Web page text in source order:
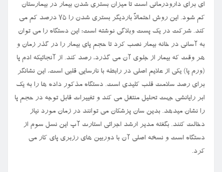
ای برای دارودرمانی است تا میزان بستری شدن بیمار در بیمارستان
کم شود. این روش احتمالاً باردیگر بستری شدن را ۷۵ درصد کم می
کند. شرکت در یک پست وبلاگی نوشته است: این دستگاه را می توان
به آسانی در خانه بیمار نصب کرد تا حجم پای بیمار را در گذر زمان و
هر وقت که بیمار از جلوی آن می گذرد، رصد کند. از آنجائیکه ادم پا
(ورم پا) یکی از علایم اصلی در رابطه با نارسایی قلبی است، این نشانگر
برای رصد سلامت قلب کلیدی است. دستگاه مذکور داده ها را به یک
ابر رایانشی جهت تحلیل منتقل می کند و تغییرات قابل توجه در حجم پا
را نشان میدهد. بدین سان پزشکان می توانند در زمان مورد نیاز
دخالت کنند. بگفته مدیر ارشد اجرائی استارت آپ این نسل سوم از
دستگاه است و نسخه اصلی آن با دوربین های رزبری پای کار می
کرد.